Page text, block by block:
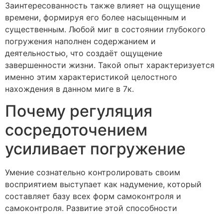
Заинтересованность также влияет на ощущение
времени, формируя его более насыщенным и
существенным. Любой миг в состоянии глубокого
погружения наполнен содержанием и
деятельностью, что создаёт ощущение
завершенности жизни. Такой опыт характеризуется
именно этим характеристикой целостного
нахождения в данном миге в 7к.
Почему регуляция
сосредоточением
усиливает погружение
Умение сознательно контролировать своим
восприятием выступает как надумение, который
составляет базу всех форм самоконтроля и
самоконтроля. Развитие этой способности